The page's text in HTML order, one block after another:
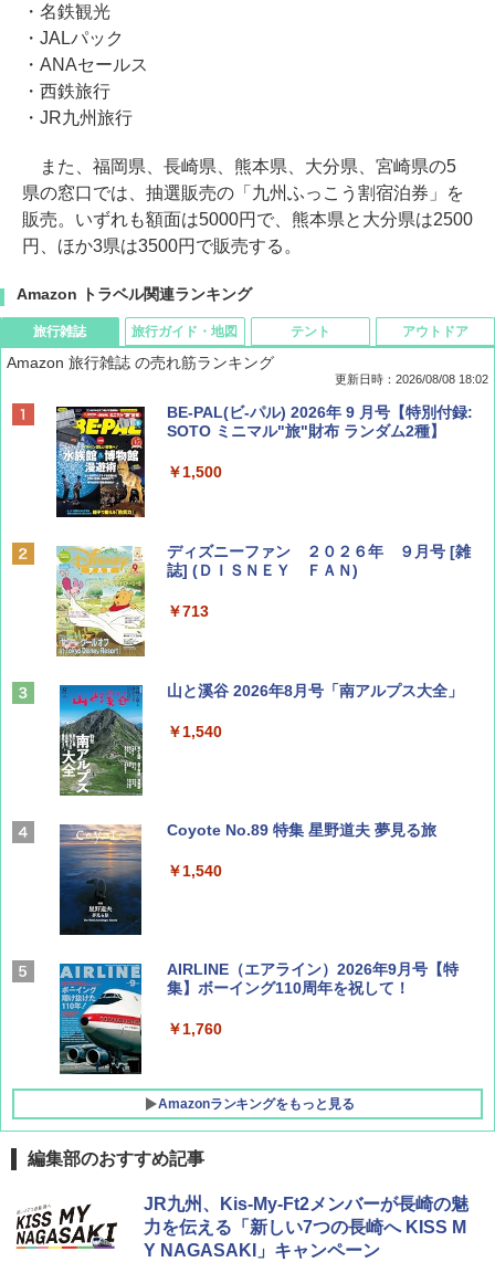
・名鉄観光
・JALパック
・ANAセールス
・西鉄旅行
・JR九州旅行
また、福岡県、長崎県、熊本県、大分県、宮崎県の5
県の窓口では、抽選販売の「九州ふっこう割宿泊券」を
販売。いずれも額面は5000円で、熊本県と大分県は2500
円、ほか3県は3500円で販売する。
Amazon トラベル関連ランキング
旅行雑誌
Amazon 旅行雑誌 の売れ筋ランキング
更新日時：2026/08/08 18:02
BE-PAL(ビ-パル) 2026年 9 月号【特別付録:
SOTO ミニマル"旅"財布 ランダム2種】
￥1,500
ディズニーファン ２０２６年 ９月号 [雑
誌] (ＤＩＳＮＥＹ ＦＡＮ)
￥713
山と溪谷 2026年8月号「南アルプス大全」
￥1,540
Coyote No.89 特集 星野道夫 夢見る旅
￥1,540
AIRLINE（エアライン）2026年9月号【特
集】ボーイング110周年を祝して！
￥1,760
Amazonランキングをもっと見る
旅行ガイド・地図
D40 地球の歩き方 チェンマイ タイ北部の魅
力的な町 2026～2027 地球の歩き方D アジア
￥2,079
テント
[キャンパーズコレクション 山善] ポップアッ
プテント 傘みたいに広げて畳める パッとサ
ッとサンシェード キューブ フルクローズ メ
ッシュ 簡単設置 ワンタッチテント キャンプ
アウトドア
熊撃退スプレー 熊よけスプレー 熊スプレー
【日本企業販売】超強力クマ対策スプレー 30
0ml（連続噴射30秒）110ml（連続噴射15
秒）射程5～10m 安全ロック搭載 携帯収納袋
編集部のおすすめ記事
JR九州、Kis-My-Ft2メンバーが長崎の魅
力を伝える「新しい7つの長崎へ KISS M
Y NAGASAKI」キャンペーン